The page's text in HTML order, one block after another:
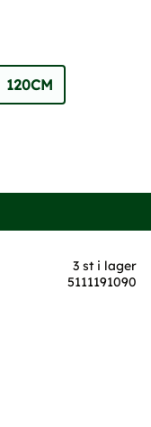
120CM
3 st i lager
5111191090